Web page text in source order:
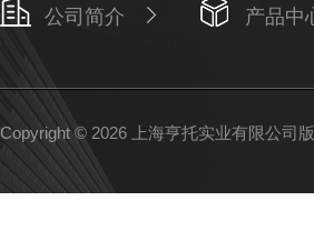
公司简介 产品中
Copyright © 2026 上海亨托实业有限公司